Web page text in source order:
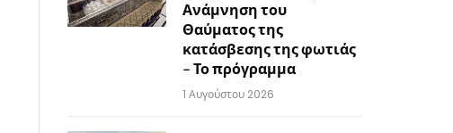
Ανάμνηση του
Θαύματος της
κατάσβεσης της φωτιάς
– Το πρόγραμμα
1 Αυγούστου 2026